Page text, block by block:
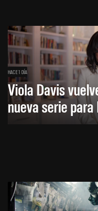
HACE 1 DÍA
Viola Davis
nueva serie